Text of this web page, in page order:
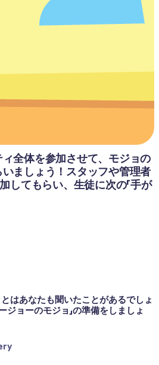
全体を参加させて、モジョの
ましょう！スタッフや管理者
加してもらい、生徒に次の「手が
とはあなたも聞いたことがあるでしょ
ジョーのモジョ」の準備をしましょ